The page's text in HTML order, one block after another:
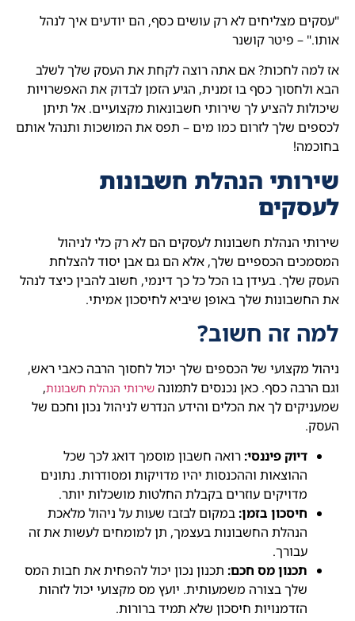
"עסקים מצליחים לא רק עושים כסף, הם יודעים איך לנהל
אותו." – פיטר קושנר
אז למה לחכות? אם אתה רוצה לקחת את העסק שלך לשלב
הבא ולחסוך כסף בו זמנית, הגיע הזמן לבדוק את האפשרויות
שיכולות להציע לך שירותי חשבונאות מקצועיים. אל תיתן
לכספים שלך לזרום כמו מים – תפס את המושכות ותנהל אותם
בחוכמה!
שירותי הנהלת חשבונות
לעסקים
שירותי הנהלת חשבונות לעסקים הם לא רק כלי לניהול
המסמכים הכספיים שלך, אלא הם גם אבן יסוד להצלחת
העסק שלך. בעידן בו הכל כל כך דינמי, חשוב להבין כיצד לנהל
את החשבונות שלך באופן שיביא לחיסכון אמיתי.
למה זה חשוב?
ניהול מקצועי של הכספים שלך יכול לחסוך הרבה כאבי ראש,
וגם הרבה כסף. כאן נכנסים לתמונה שירותי הנהלת חשבונות,
שמעניקים לך את הכלים והידע הנדרש לניהול נכון וחכם של
העסק.
דיוק פיננסי:רואה חשבון מוסמך דואג לכך שכל
ההוצאות וההכנסות יהיו מדויקות ומסודרות. נתונים
מדויקים עוזרים בקבלת החלטות מושכלות יותר.
חיסכון בזמן:במקום לבזבז שעות על ניהול מלאכת
הנהלת החשבונות בעצמך, תן למומחים לעשות את זה
עבורך.
תכנון מס חכם: תכנון נכון יכול להפחית את חבות המס
שלך בצורה משמעותית. יועץ מס מקצועי יכול לזהות
הזדמנויות חיסכון שלא תמיד ברורות.